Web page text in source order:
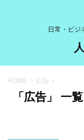
日常・ビジ
HOME > 広告 >
「広告」 一覧